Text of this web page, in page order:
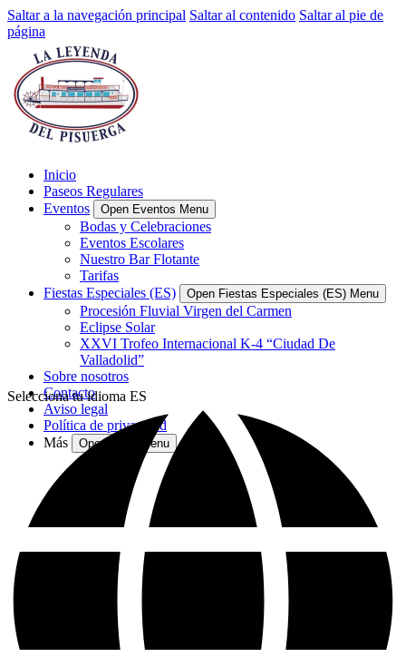
Saltar a la navegación principal Saltar al contenido Saltar al pie de
página
Inicio
Paseos Regulares
Eventos
Open Eventos Menu
Bodas y Celebraciones
Eventos Escolares
Nuestro Bar Flotante
Tarifas
Fiestas Especiales (ES)
Open Fiestas Especiales (ES) Menu
Procesión Fluvial Virgen del Carmen
Eclipse Solar
XXVI Trofeo Internacional K-4 “Ciudad De
Valladolid”
Sobre nosotros
Contacto
Aviso legal
Política de privacidad
Más
Open More Menu
Selecciona tu idioma ES